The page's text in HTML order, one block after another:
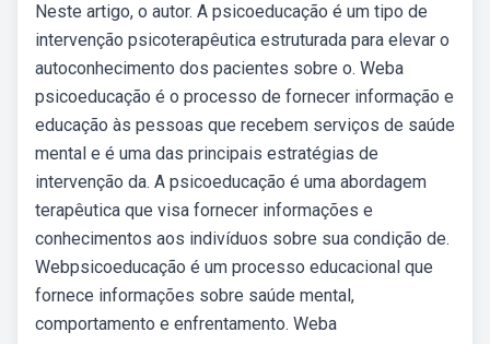
Neste artigo, o autor. A psicoeducação é um tipo de
intervenção psicoterapêutica estruturada para elevar o
autoconhecimento dos pacientes sobre o. Weba
psicoeducação é o processo de fornecer informação e
educação às pessoas que recebem serviços de saúde
mental e é uma das principais estratégias de
intervenção da. A psicoeducação é uma abordagem
terapêutica que visa fornecer informações e
conhecimentos aos indivíduos sobre sua condição de.
Webpsicoeducação é um processo educacional que
fornece informações sobre saúde mental,
comportamento e enfrentamento. Weba